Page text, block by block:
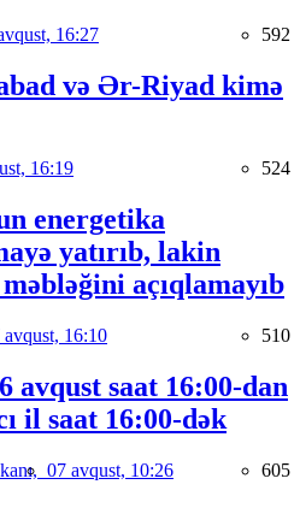
16:27 592
və Ər-Riyad kimə
16:19 524
energetika
yatırıb, lakin
açıqlamayıb
avqust, 16:10 510
avqust saat 16:00-dan
il saat 16:00-dək
07 avqust, 10:26 605